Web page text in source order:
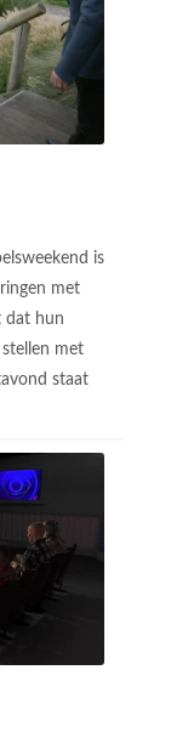
is
met
dat hun
met
staat